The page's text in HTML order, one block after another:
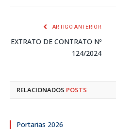
ARTIGO ANTERIOR
EXTRATO DE CONTRATO Nº
124/2024
RELACIONADOS POSTS
Portarias 2026